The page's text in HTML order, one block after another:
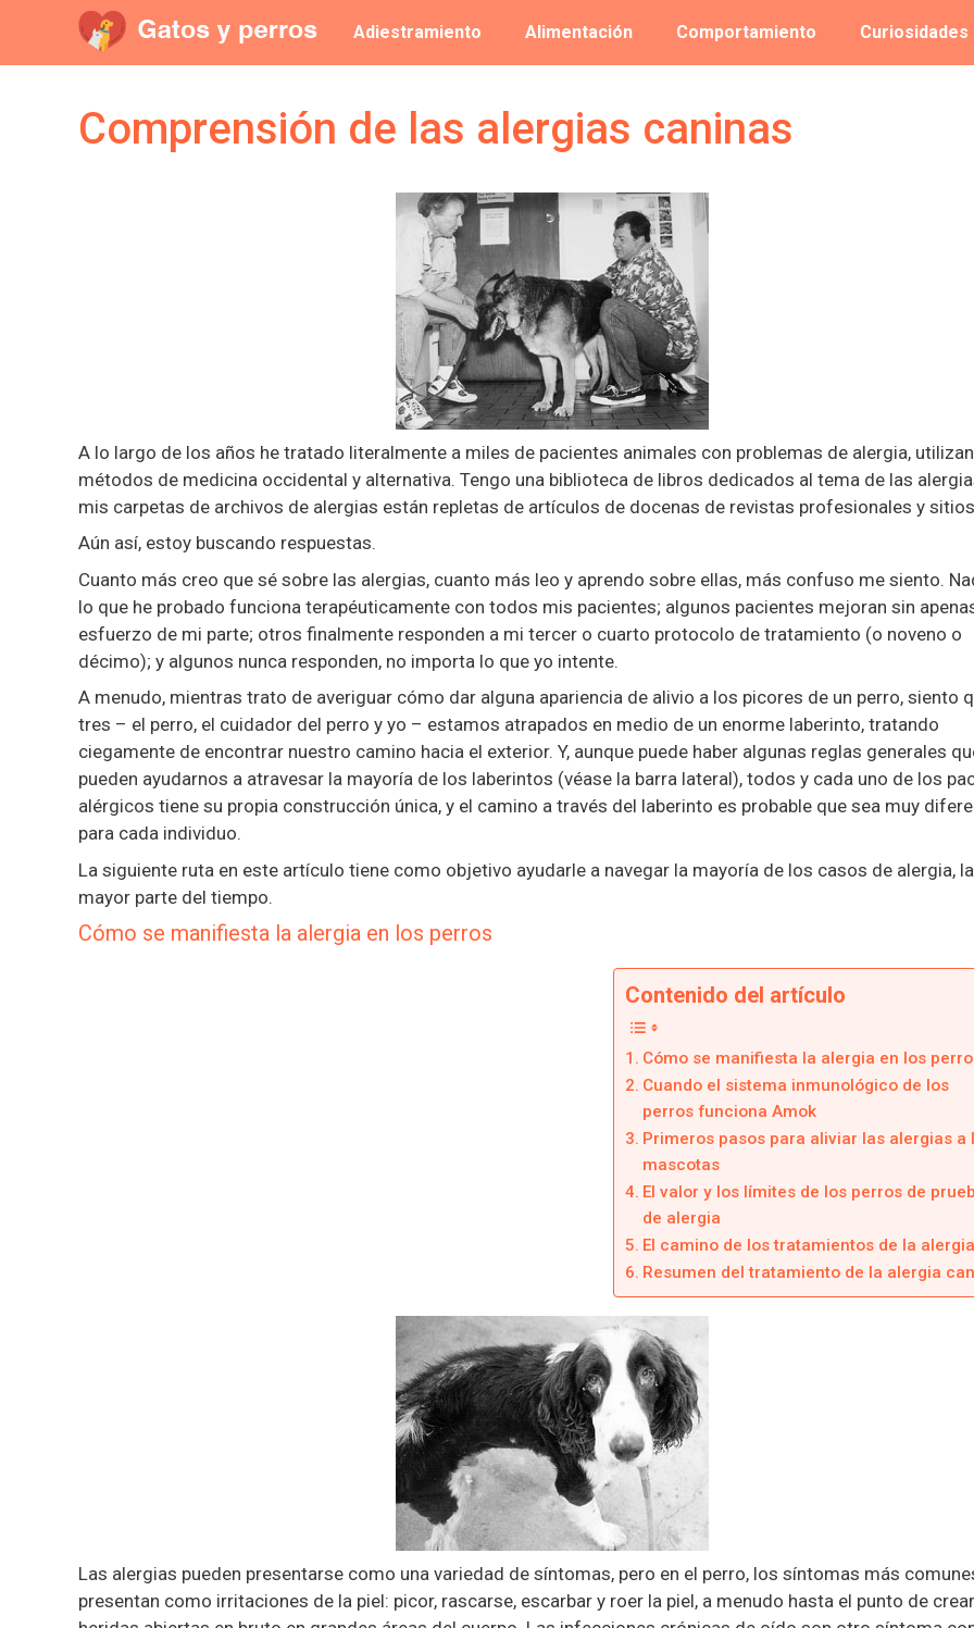
contenido
Adiestramiento Alimentación Comportamiento Curiosidades
Comprensión de las alergias caninas
A lo largo de los años he tratado literalmente a miles de pacientes animales con problemas de alergia,
métodos de medicina occidental y alternativa. Tengo una biblioteca de libros dedicados al tema de las
mis carpetas de archivos de alergias están repletas de artículos de docenas de revistas profesionales y
Aún así, estoy buscando respuestas.
Cuanto más creo que sé sobre las alergias, cuanto más leo y aprendo sobre ellas, más confuso me siento.
lo que he probado funciona terapéuticamente con todos mis pacientes; algunos pacientes mejoran sin
esfuerzo de mi parte; otros finalmente responden a mi tercer o cuarto protocolo de tratamiento (o noveno o
décimo); y algunos nunca responden, no importa lo que yo intente.
A menudo, mientras trato de averiguar cómo dar alguna apariencia de alivio a los picores de un perro, siento
tres – el perro, el cuidador del perro y yo – estamos atrapados en medio de un enorme laberinto, tratando
ciegamente de encontrar nuestro camino hacia el exterior. Y, aunque puede haber algunas reglas generales
pueden ayudarnos a atravesar la mayoría de los laberintos (véase la barra lateral), todos y cada uno de los
alérgicos tiene su propia construcción única, y el camino a través del laberinto es probable que sea muy
para cada individuo.
La siguiente ruta en este artículo tiene como objetivo ayudarle a navegar la mayoría de los casos de alergia, la
mayor parte del tiempo.
Cómo se manifiesta la alergia en los perros
Contenido del artículo
Cómo se manifiesta la alergia en los
Cuando el sistema inmunológico de los
perros funciona Amok
Primeros pasos para aliviar las alergias a
mascotas
El valor y los límites de los perros de
de alergia
El camino de los tratamientos de la alergia
Resumen del tratamiento de la alergia
Las alergias pueden presentarse como una variedad de síntomas, pero en el perro, los síntomas más
presentan como irritaciones de la piel: picor, rascarse, escarbar y roer la piel, a menudo hasta el punto de crear